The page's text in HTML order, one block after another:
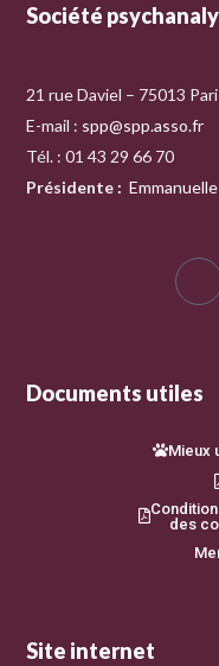
Société
21 rue Daviel – 75013
E-mail : spp@spp.asso.fr
Tél. : 01 43 29 66 70
Présidente :
Documents utiles
Mieux
des
Site internet